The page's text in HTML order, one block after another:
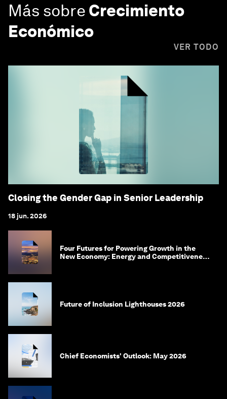
Más sobre Crecimiento
Económico
VER TODO
Closing the Gender Gap in Senior Leadership
18 jun. 2026
Four Futures for Powering Growth in the
New Economy: Energy and Competitiveness
Future of Inclusion Lighthouses 2026
Chief Economists' Outlook: May 2026